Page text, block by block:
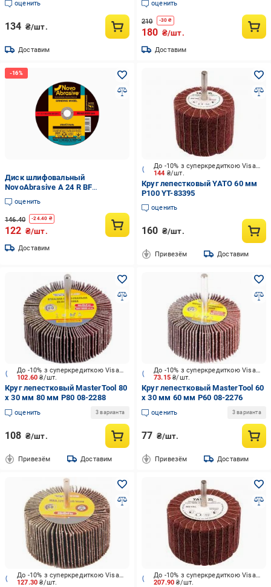
оценить
134 ₴/шт.
Доставим
f8b4b)
оценить
210 -30 ₴
180 ₴/шт.
Доставим
Диск шлифовальный
NovoAbrasive A 24 R BF
125x6x22,2 мм по металлу тип 1
(INKRZ000000125600N)
оценить
146.40 -24.40 ₴
122 ₴/шт.
Доставим
144 ₴/шт.
До -10% з суперкредиткою Visa Вигода
Круг лепестковый YATO 60 мм
P100 YT-83395
оценить
160 ₴/шт.
Привезём Доставим
102.60₴/шт.
До -10% з суперкредиткою Visa Вигода
Круг лепестковый MasterTool 80
х 30 мм 80 мм P80 08-2288
оценить 3 варианта
108 ₴/шт.
Привезём Доставим
73.15₴/шт.
До -10% з суперкредиткою Visa Вигода
Круг лепестковый MasterTool 60
х 30 мм 60 мм P60 08-2276
оценить 3 варианта
77 ₴/шт.
Привезём Доставим
127.30₴/шт.
До -10% з суперкредиткою Visa Вигода
207.90₴/шт.
До -10% з суперкредиткою Visa Вигода